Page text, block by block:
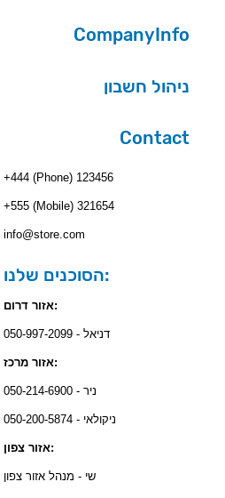
CompanyInfo
ניהול חשבון
Contact
+444 (Phone) 123456
+555 (Mobile) 321654
info@store.com
הסוכנים שלנו:
אזור דרום:
דניאל - 050-997-2099
אזור מרכז:
ניר - 050-214-6900
ניקולאי - 050-200-5874
אזור צפון:
שי - מנהל אזור צפון